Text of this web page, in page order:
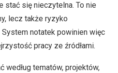
stać się nieczytelna. To nie
lecz także ryzyko
notatek powinien więc
pracy ze źródłami.
według tematów, projektów,